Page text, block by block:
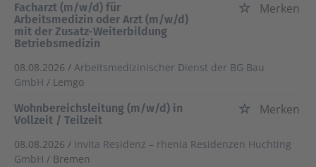
Facharzt (m/w/d) für
Arbeitsmedizin oder Arzt (m/w/d)
mit der Zusatz-Weiterbildung
Betriebsmedizin
Merken
08.08.2026 / Arbeitsmedizinischer Dienst der BG Bau
GmbH / Lemgo
Wohnbereichsleitung (m/w/d) in
Vollzeit / Teilzeit
Merken
08.08.2026 / Invita Residenz – rhenia Residenzen Huchting
GmbH / Bremen